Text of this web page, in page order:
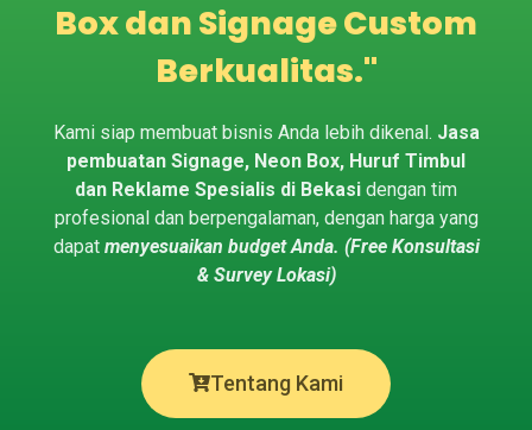
Box dan Signage Custom
Berkualitas."
Kami siap membuat bisnis Anda lebih dikenal. Jasa
pembuatan Signage, Neon Box, Huruf Timbul
dan Reklame Spesialis di Bekasi dengan tim
profesional dan berpengalaman, dengan harga yang
dapat ​ menyesuaikan budget Anda. (Free Konsultasi
& Survey Lokasi)
Tentang Kami